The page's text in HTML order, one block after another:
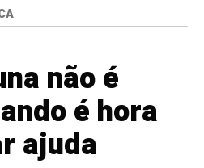
não é
é hora
ajuda